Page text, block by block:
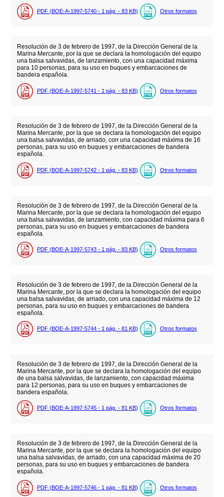
PDF (BOE-A-1997-5740 - 1 pág. - 83 KB) Otros formatos
Resolución de 3 de febrero de 1997, de la Dirección General de la
Marina Mercante, por la que se declara la homologación del equipo
una balsa salvavidas, de lanzamiento, con una capacidad máxima
para 10 personas, para su uso en buques y embarcaciones de
bandera española.
PDF (BOE-A-1997-5741 - 1 pág. - 83 KB) Otros formatos
Resolución de 3 de febrero de 1997, de la Dirección General de la
Marina Mercante, por la que se declara la homologación del equipo
una balsa salvavidas, de arriado, con una capacidad máxima de 16
personas, para su uso en buques y embarcaciones de bandera
española.
PDF (BOE-A-1997-5742 - 1 pág. - 83 KB) Otros formatos
Resolución de 3 de febrero de 1997, de la Dirección General de la
Marina Mercante, por la que se declara la homologación del equipo
una balsa salvavidas, de lanzamiento, con capacidad máxima para 6
personas, para su uso en buques y embarcaciones de bandera
española.
PDF (BOE-A-1997-5743 - 1 pág. - 83 KB) Otros formatos
Resolución de 3 de febrero de 1997, de la Dirección General de la
Marina Mercante, por la que se declara la homologación del equipo
una balsa salvavidas, de arriado, con una capacidad máxima de 12
personas, para su uso en buques y embarcaciones de bandera
española.
PDF (BOE-A-1997-5744 - 1 pág. - 81 KB) Otros formatos
Resolución de 3 de febrero de 1997, de la Dirección General de la
Marina Mercante, por la que se declara la homologación del equipo
de una balsa salvavidas, de lanzamiento, con capacidad máxima
para 12 personas, para su uso en buques y embarcaciones de
bandera española.
PDF (BOE-A-1997-5745 - 1 pág. - 81 KB) Otros formatos
Resolución de 3 de febrero de 1997, de la Dirección General de la
Marina Mercante, por la que se declara la homologación del equipo
una balsa salvavidas, de arriado, con una capacidad máxima de 20
personas, para su uso en buques y embarcaciones de bandera
española.
PDF (BOE-A-1997-5746 - 1 pág. - 81 KB) Otros formatos